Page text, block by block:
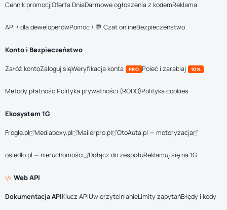
Cennik promocjiOferta DniaDarmowe ogłoszenia z kodemReklama
API / dla deweloperówPomoc / 💬 Czat onlineBezpieczeństwo
Konto i Bezpieczeństwo
Załóż kontoZaloguj sięWeryfikacja konta PRO Poleć i zarabiaj 10%
Metody płatnościPolityka prywatności (RODO)Polityka cookies
Ekosystem 1G
Frogle.pl Mediaboxy.pl Mailerpro.pl OtoAuta.pl — motoryzacja
osiedlo.pl — nieruchomości Dołącz do zespołuReklamuj się na 1G
Web API
Dokumentacja APIKlucz APIUwierzytelnianieLimity zapytańBłędy i kody